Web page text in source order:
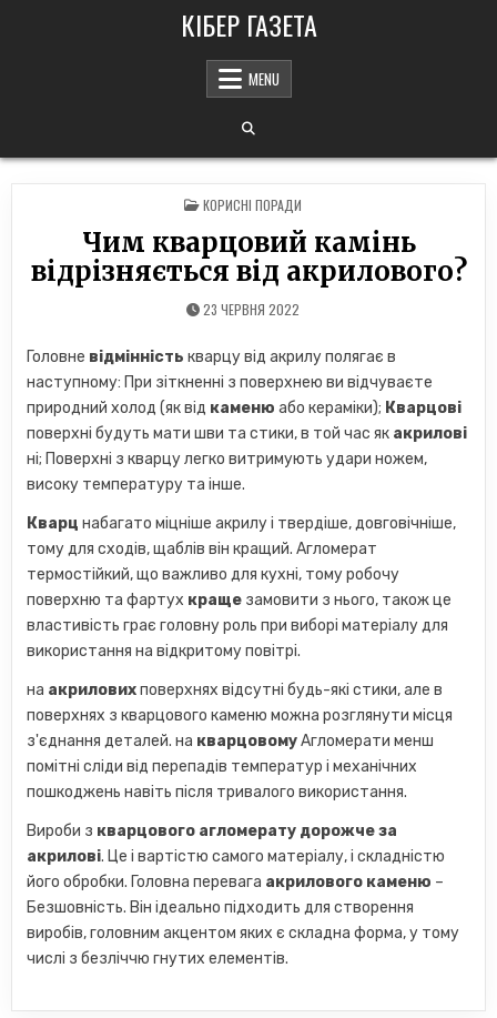
КІБЕР ГАЗЕТА
MENU
POSTED
IN
КОРИСНІ ПОРАДИ
Чим кварцовий камінь
відрізняється від акрилового?
23 ЧЕРВНЯ 2022
Головне відмінність кварцу від акрилу полягає в
наступному: При зіткненні з поверхнею ви відчуваєте
природний холод (як від каменю або кераміки); Кварцові
поверхні будуть мати шви та стики, в той час як акрилові
ні; Поверхні з кварцу легко витримують удари ножем,
високу температуру та інше.
Кварц набагато міцніше акрилу і твердіше, довговічніше,
тому для сходів, щаблів він кращий. Агломерат
термостійкий, що важливо для кухні, тому робочу
поверхню та фартух краще замовити з нього, також це
властивість грає головну роль при виборі матеріалу для
використання на відкритому повітрі.
на акриловихповерхнях відсутні будь-які стики, але в
поверхнях з кварцового каменю можна розглянути місця
з'єднання деталей. на кварцовомуАгломерати менш
помітні сліди від перепадів температур і механічних
пошкоджень навіть після тривалого використання.
Вироби з кварцового агломерату дорожче за
акрилові. Це і вартістю самого матеріалу, і складністю
його обробки. Головна перевага акрилового каменю –
Безшовність. Він ідеально підходить для створення
виробів, головним акцентом яких є складна форма, у тому
числі з безліччю гнутих елементів.